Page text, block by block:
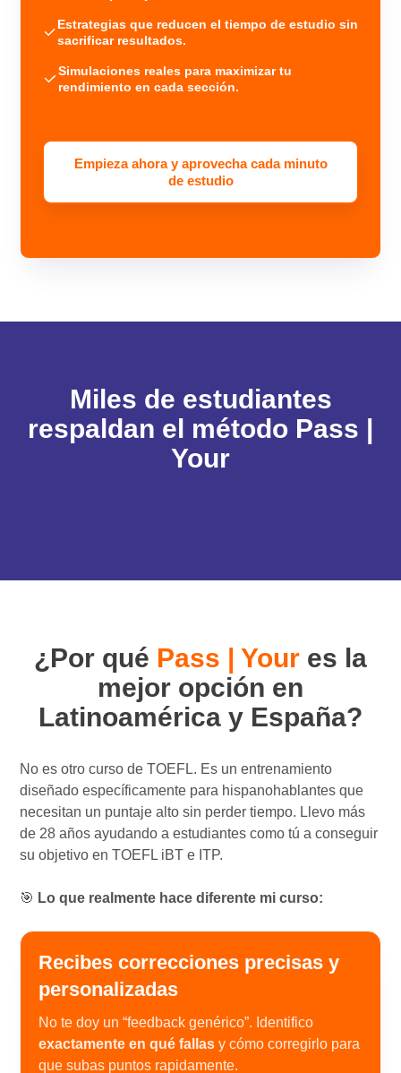
Estrategias que reducen el tiempo de estudio sin
sacrificar resultados.
Simulaciones reales para maximizar tu
rendimiento en cada sección.
Empieza ahora y aprovecha cada minuto
de estudio
Miles de estudiantes
respaldan el método Pass |
Your
¿Por qué Pass | Your es la
mejor opción en
Latinoamérica y España?
No es otro curso de TOEFL. Es un entrenamiento
diseñado específicamente para hispanohablantes que
necesitan un puntaje alto sin perder tiempo. Llevo más
de 28 años ayudando a estudiantes como tú a conseguir
su objetivo en TOEFL iBT e ITP.
🎯 Lo que realmente hace diferente mi curso:
Recibes correcciones precisas y
personalizadas
No te doy un “feedback genérico”. Identifico
exactamente en qué fallas y cómo corregirlo para
que subas puntos rapidamente.